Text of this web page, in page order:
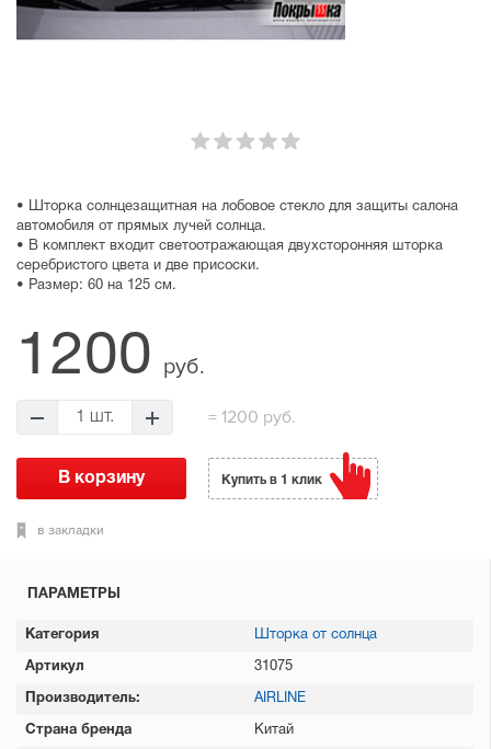
• Шторка солнцезащитная на лобовое стекло для защиты салона
автомобиля от прямых лучей солнца.
• В комплект входит светоотражающая двухсторонняя шторка
серебристого цвета и две присоски.
• Размер: 60 на 125 см.
1200 руб.
= 1200 руб.
в закладки
Купить в 1 клик
ПАРАМЕТРЫ
Категория Шторка от солнца
Артикул 31075
Производитель: AIRLINE
Страна бренда Китай